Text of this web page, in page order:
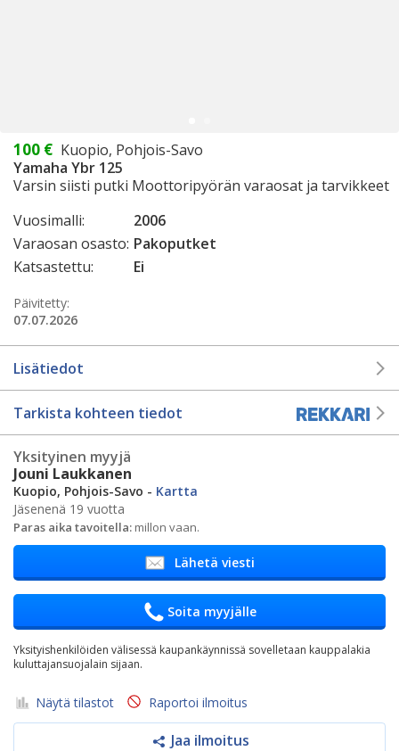
100 € Kuopio, Pohjois-Savo
Yamaha Ybr 125
Varsin siisti putki Moottoripyörän varaosat ja tarvikkeet
Vuosimalli:
2006
Varaosan osasto: Pakoputket
Katsastettu:
Ei
Päivitetty:
07.07.2026
Lisätiedot
Tarkista kohteen tiedot
Yksityinen myyjä
Jouni Laukkanen
Kuopio, Pohjois-Savo - Kartta
Jäsenenä 19 vuotta
Paras aika tavoitella: millon vaan.
Lähetä viesti
Soita myyjälle
Yksityishenkilöiden välisessä kaupankäynnissä sovelletaan kauppalakia
kuluttajansuojalain sijaan.
Näytä tilastot Raportoi ilmoitus
Jaa ilmoitus